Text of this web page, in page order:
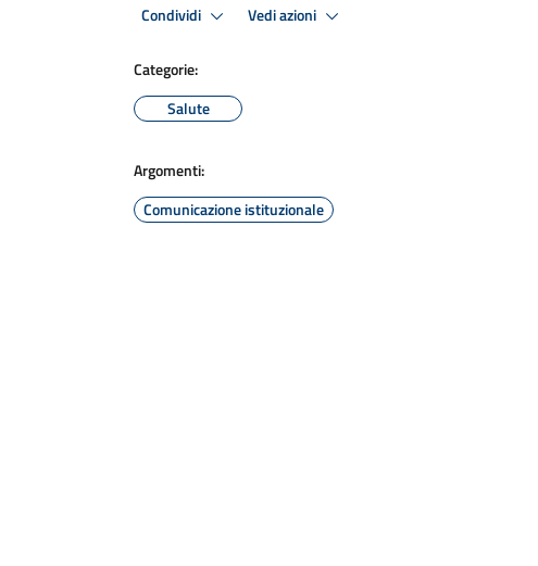
Condividi Vedi azioni
Categorie:
Salute
Argomenti:
Comunicazione istituzionale